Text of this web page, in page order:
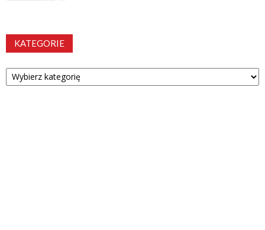
KATEGORIE
Kategorie